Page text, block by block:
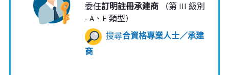
委任訂明註冊承建商（第 III 級別
- A、E 類型）
搜尋合資格專業人士／承建
商